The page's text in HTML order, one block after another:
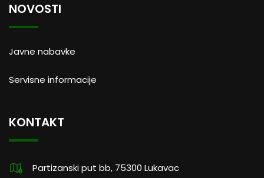
NOVOSTI
Javne nabavke
Servisne informacije
KONTAKT
Partizanski put bb, 75300 Lukavac